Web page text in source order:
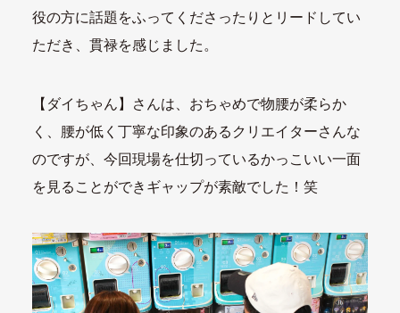
役の方に話題をふってくださったりとリードしてい
ただき、貫禄を感じました。
【ダイちゃん】さんは、おちゃめで物腰が柔らか
く、腰が低く丁寧な印象のあるクリエイターさんな
のですが、今回現場を仕切っているかっこいい一面
を見ることができギャップが素敵でした！笑